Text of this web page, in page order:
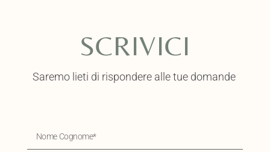
SCRIVICI
Saremo lieti di rispondere alle tue domande